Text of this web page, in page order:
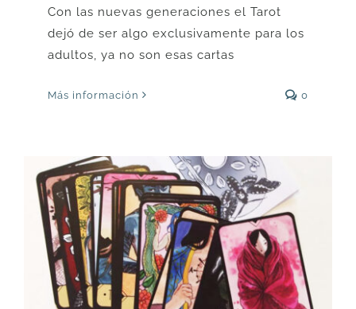
Con las nuevas generaciones el Tarot
dejó de ser algo exclusivamente para los
adultos, ya no son esas cartas
Más información 0